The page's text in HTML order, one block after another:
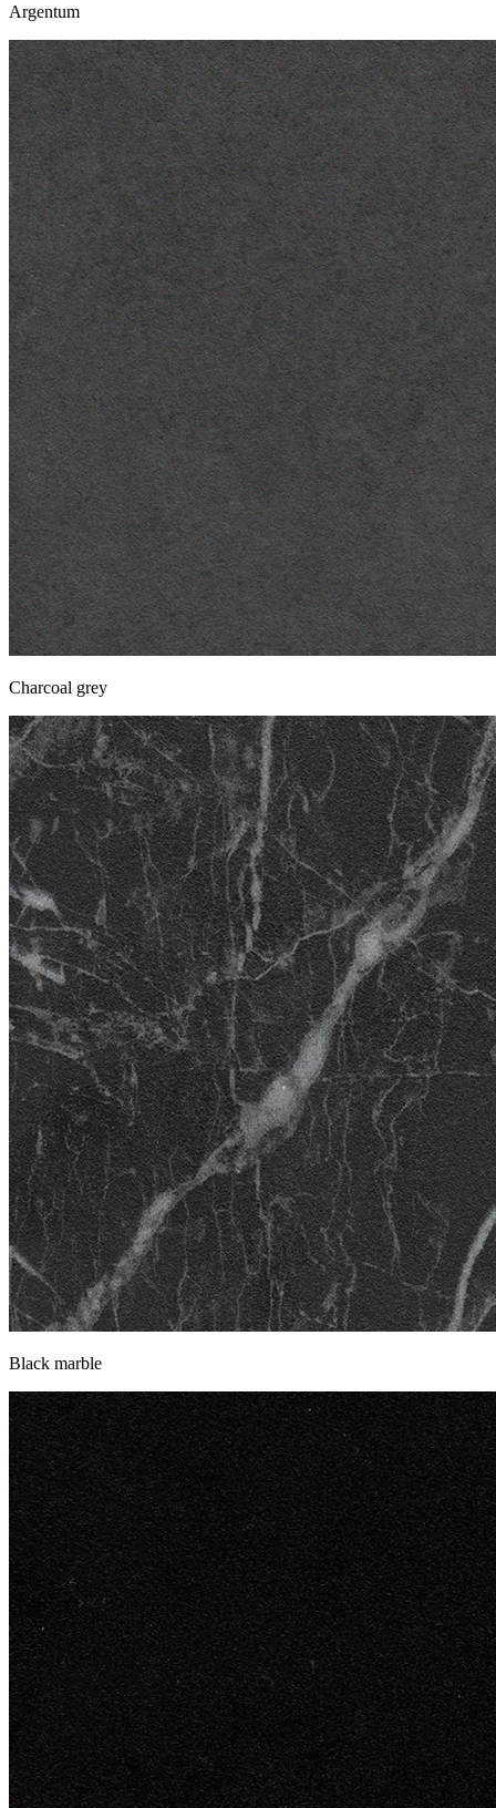
Argentum
Charcoal grey
Black marble